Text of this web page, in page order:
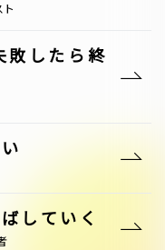
ト
敗したら終
していく